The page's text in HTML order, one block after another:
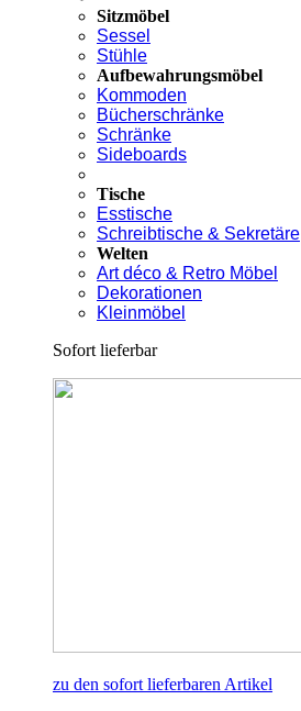
Sitzmöbel
Sessel
Stühle
Aufbewahrungsmöbel
Kommoden
Bücherschränke
Schränke
Sideboards
Tische
Esstische
Schreibtische & Sekretäre
Welten
Art déco & Retro Möbel
Dekorationen
Kleinmöbel
Sofort lieferbar
zu den sofort lieferbaren Artikel